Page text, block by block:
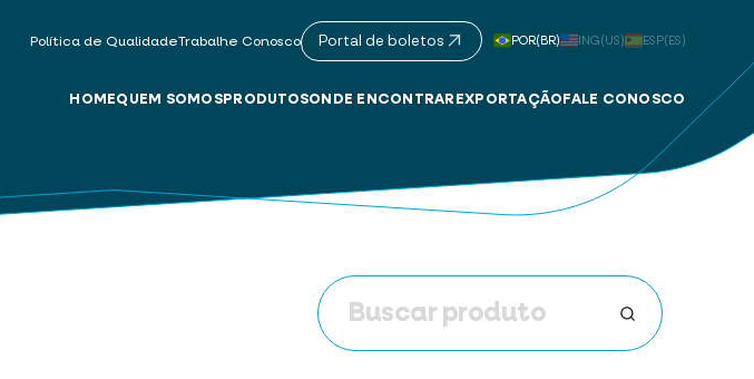
Política de QualidadeTrabalhe Conosco Portal de boletos POR(BR) ING(US) ESP(ES)
HOMEQUEM SOMOS PRODUTOSONDE ENCONTRAR EXPORTAÇÃO FALE CONOSCO